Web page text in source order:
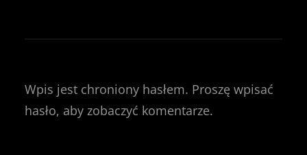
Wpis jest chroniony hasłem. Proszę wpisać
hasło, aby zobaczyć komentarze.